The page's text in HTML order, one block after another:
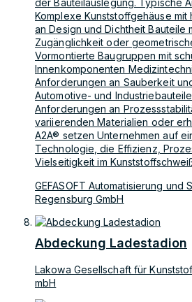
der Bauteilauslegung. Typische
Komplexe Kunststoffgehäuse
an Design und Dichtheit Bauteile
Zugänglichkeit oder
Vormontierte Baugruppen mit
Innenkomponenten
Anforderungen an Sauberkeit
Automotive- und
Anforderungen an
variierenden Materialien oder
A2A® setzen Unternehmen auf
Technologie, die Effizienz,
Vielseitigkeit im
GEFASOFT Automatisierung und
Regensburg GmbH
Abdeckung Ladestadion
Lakowa Gesellschaft für
mbH